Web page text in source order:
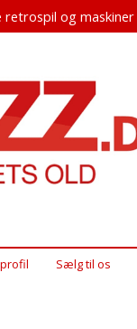
og maskiner
Sælg til os